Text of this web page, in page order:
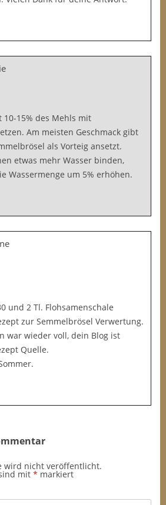
10-15% des Mehls mit
Am meisten Geschmack gibt
als Vorteig ansetzt.
etwas mehr Wasser binden,
Wassermenge um 5% erhöhen.
und 2 Tl. Flohsamenschale
zur Semmelbrösel Verwertung.
war wieder voll, dein Blog ist
Quelle.
wird nicht veröffentlicht.
mit * markiert